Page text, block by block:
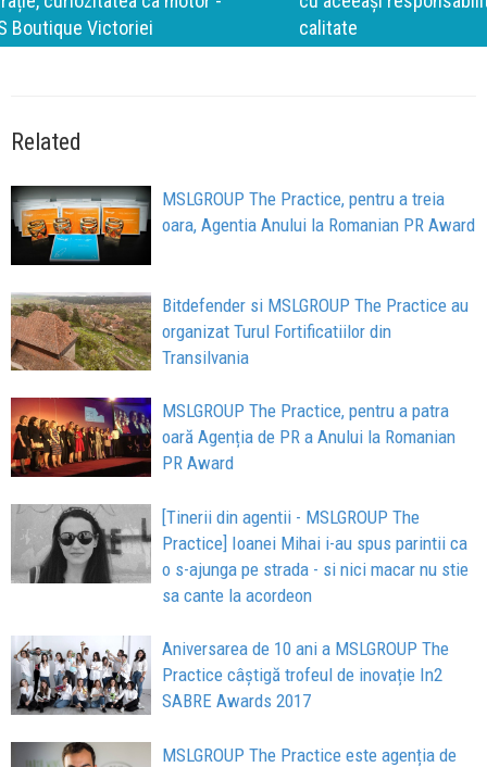
calitate
Related
MSLGROUP The Practice, pentru a treia
oara, Agentia Anului la Romanian PR Award
Bitdefender si MSLGROUP The Practice au
organizat Turul Fortificatiilor din
Transilvania
MSLGROUP The Practice, pentru a patra
oară Agenția de PR a Anului la Romanian
PR Award
[Tinerii din agentii - MSLGROUP The
Practice] Ioanei Mihai i-au spus parintii ca
o s-ajunga pe strada - si nici macar nu stie
sa cante la acordeon
Aniversarea de 10 ani a MSLGROUP The
Practice câștigă trofeul de inovație In2
SABRE Awards 2017
MSLGROUP The Practice este agenția de